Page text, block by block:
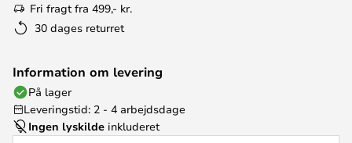
Fri fragt fra 499,- kr.
30 dages returret
Information om levering
På lager
Leveringstid: 2 - 4 arbejdsdage
Ingen lyskilde inkluderet